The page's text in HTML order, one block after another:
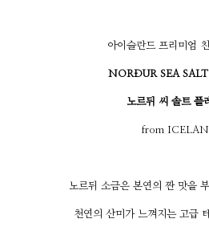
아이슬란드 프리미엄
NORÐUR SEA
노르뒤 씨 솔트 플
from
노르뒤 소금은 본연의 짠 맛을
천연의 산미가 느껴지는 고급